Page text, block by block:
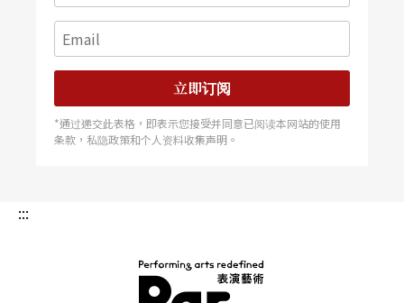
立即订阅
*通过递交此表格，即表示您接受并同意已阅读本网站的使用
条款，私隐政策和个人资料收集声明。
:::